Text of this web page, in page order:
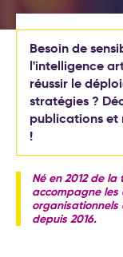
Test
:
aux
votre
Nos labos
Contact
Besoin de
l'intelligence
réussir le
stratégies ?
publications et
!
Né en 2012 de
accompagne
organisationnels
depuis 2016.